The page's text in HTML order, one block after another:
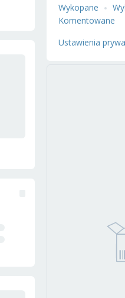
Wykopane
Komentowane
Ustawienia